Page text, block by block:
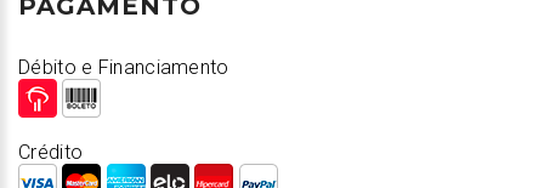
Débito e Financiamento
Crédito